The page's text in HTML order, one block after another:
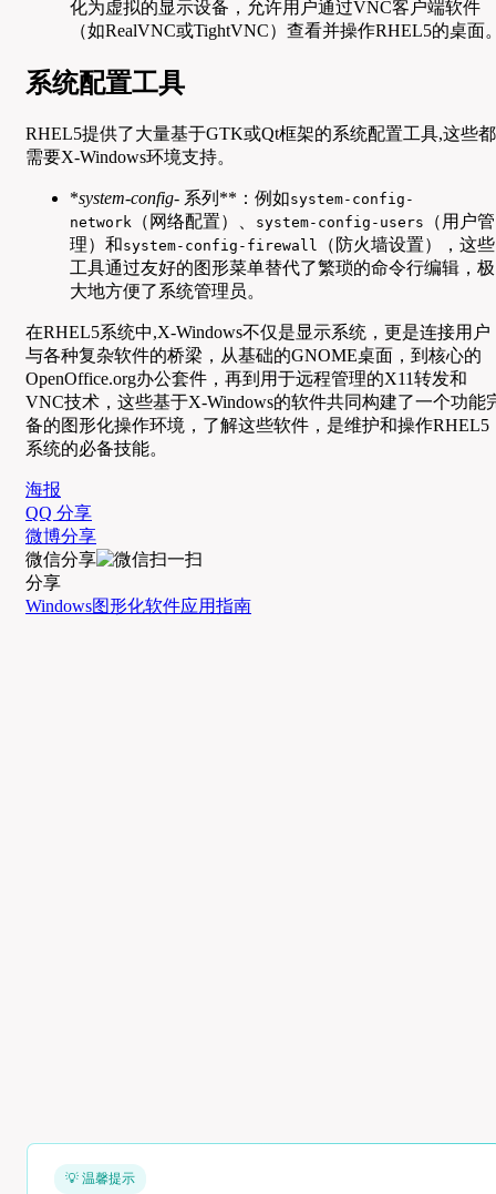
化为虚拟的显示设备，允许用户通过VNC客户端软件
（如RealVNC或TightVNC）查看并操作RHEL5的桌面
系统配置工具
RHEL5提供了大量基于GTK或Qt框架的系统配置工具,这些都
需要X-Windows环境支持。
*system-config- 系列**：例如system-config-
network
（网络配置）、 system-config-users
（用户管
理）和system-config-firewall
（防火墙设置），这些
工具通过友好的图形菜单替代了繁琐的命令行编辑，极
大地方便了系统管理员。
在RHEL5系统中,X-Windows不仅是显示系统，更是连接用户
与各种复杂软件的桥梁，从基础的GNOME桌面，到核心的
OpenOffice.org办公套件，再到用于远程管理的X11转发和
VNC技术，这些基于X-Windows的软件共同构建了一个功能
备的图形化操作环境，了解这些软件，是维护和操作RHEL5
系统的必备技能。
海报
QQ 分享
微博分享
微信分享
分享
Windows图形化软件应用指南
💡 温馨提示